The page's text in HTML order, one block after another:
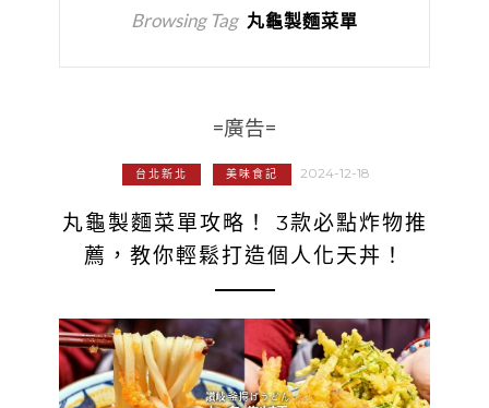
Browsing Tag 丸龜製麵菜單
=廣告=
台北新北 美味食記 2024-12-18
丸龜製麵菜單攻略！ 3款必點炸物推
薦，教你輕鬆打造個人化天丼！